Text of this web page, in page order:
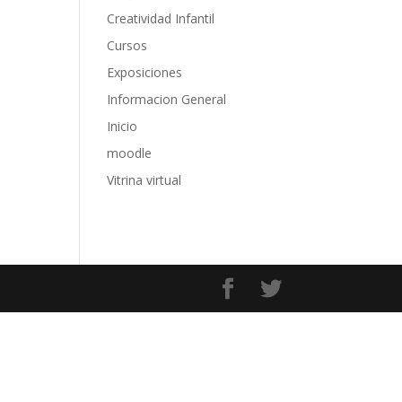
Creatividad Infantil
Cursos
Exposiciones
Informacion General
Inicio
moodle
Vitrina virtual